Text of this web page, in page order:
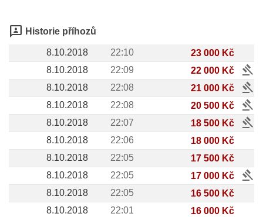
3p Historie příhozů
8.10.2018 22:10
23 000 Kč
8.10.2018
22:09 22 000 Kč gavel
8.10.2018 22:08 21 000 Kč gavel
8.10.2018 22:08 20 500 Kč gavel
8.10.2018 22:07 18 500 Kč gavel
8.10.2018 22:06
18 000 Kč
8.10.2018
22:05
17 500 Kč
8.10.2018
22:05 17 000 Kč gavel
8.10.2018 22:05
16 500 Kč
8.10.2018
22:01 16 000 Kč